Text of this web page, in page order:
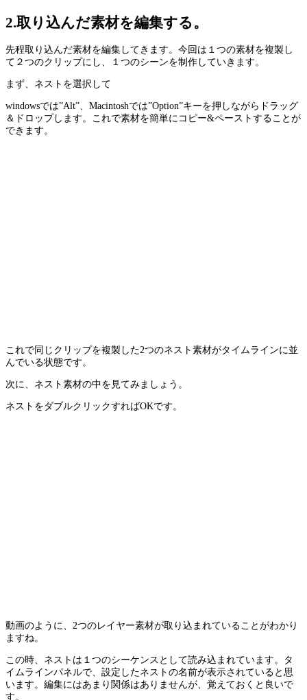
2.取り込んだ素材を編集する。
先程取り込んだ素材を編集してきます。今回は１つの素材を複製し
て２つのクリップにし、１つのシーンを制作していきます。
まず、ネストを選択して
windowsでは”Alt”、Macintoshでは”Option”キーを押しながらドラッグ
＆ドロップします。これで素材を簡単にコピー&ペーストすることが
できます。
これで同じクリップを複製した2つのネスト素材がタイムラインに並
んでいる状態です。
次に、ネスト素材の中を見てみましょう。
ネストをダブルクリックすればOKです。
動画のように、2つのレイヤー素材が取り込まれていることがわかり
ますね。
この時、ネストは１つのシーケンスとして読み込まれています。タ
イムラインパネルで、設定したネストの名前が表示されていると思
います。編集にはあまり関係はありませんが、覚えておくと良いで
す。